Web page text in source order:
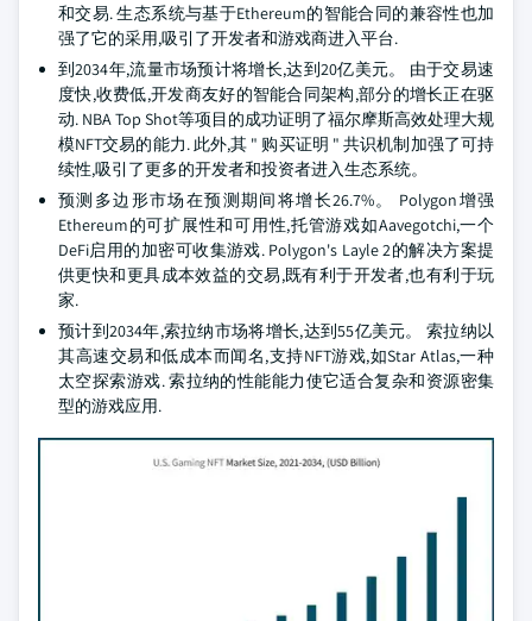
和交易. 生态系统与基于Ethereum的智能合同的兼容性也加
强了它的采用,吸引了开发者和游戏商进入平台.
到2034年,流量市场预计将增长,达到20亿美元。 由于交易速
度快,收费低,开发商友好的智能合同架构,部分的增长正在驱
动. NBA Top Shot等项目的成功证明了福尔摩斯高效处理大规
模NFT交易的能力. 此外,其 " 购买证明 " 共识机制加强了可持
续性,吸引了更多的开发者和投资者进入生态系统。
预测多边形市场在预测期间将增长26.7%。 Polygon增强
Ethereum的可扩展性和可用性,托管游戏如Aavegotchi,一个
DeFi启用的加密可收集游戏. Polygon's Layle 2的解决方案提
供更快和更具成本效益的交易,既有利于开发者,也有利于玩
家.
预计到2034年,索拉纳市场将增长,达到55亿美元。 索拉纳以
其高速交易和低成本而闻名,支持NFT游戏,如Star Atlas,一种
太空探索游戏. 索拉纳的性能能力使它适合复杂和资源密集
型的游戏应用.